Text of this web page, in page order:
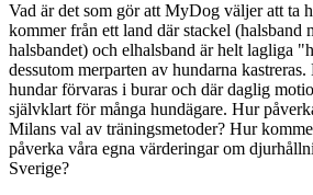
Vad är det som gör att MyDog väljer att ta
kommer från ett land där stackel (halsband
halsbandet) och elhalsband är helt lagliga
dessutom merparten av hundarna
hundar förvaras i burar och där daglig
självklart för många hundägare. Hur
Milans val av träningsmetoder? Hur
påverka våra egna värderingar om
Sverige?